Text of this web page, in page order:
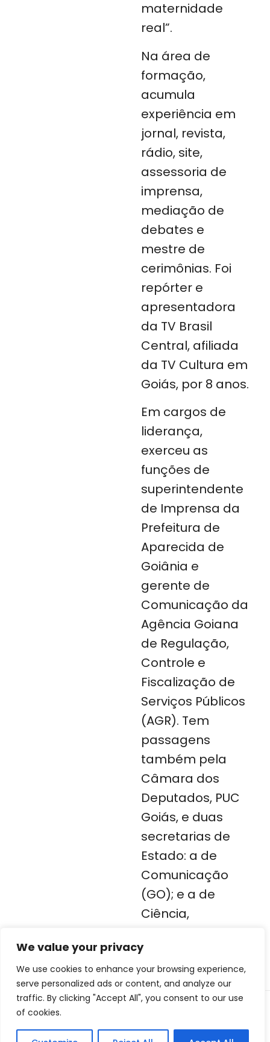
We value your privacy
We use cookies to enhance your browsing experience,
serve personalized ads or content, and analyze our
traffic. By clicking "Accept All", you consent to our use
of cookies.
maternidade
real”.
Na área de
formação,
acumula
experiência em
jornal, revista,
rádio, site,
assessoria de
imprensa,
mediação de
debates e
mestre de
cerimônias. Foi
repórter e
apresentadora
da TV Brasil
Central, afiliada
da TV Cultura em
Goiás, por 8 anos.
Em cargos de
liderança,
exerceu as
funções de
superintendente
de Imprensa da
Prefeitura de
Aparecida de
Goiânia e
gerente de
Comunicação da
Agência Goiana
de Regulação,
Controle e
Fiscalização de
Serviços Públicos
(AGR). Tem
passagens
também pela
Câmara dos
Deputados, PUC
Goiás, e duas
secretarias de
Estado: a de
Comunicação
(GO); e a de
Ciência,
Inovação (GO).
(62) 9907.3760carlalacerda14@gmail.com